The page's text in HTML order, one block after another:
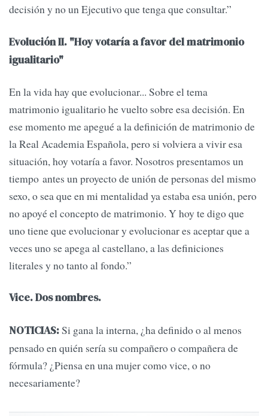
decisión y no un Ejecutivo que tenga que consultar.”
Evolución II. "Hoy votaría a favor del matrimonio
igualitario"
En la vida hay que evolucionar... Sobre el tema
matrimonio igualitario he vuelto sobre esa decisión. En
ese momento me apegué a la definición de matrimonio de
la Real Academia Española, pero si volviera a vivir esa
situación, hoy votaría a favor. Nosotros presentamos un
tiempo antes un proyecto de unión de personas del mismo
sexo, o sea que en mi mentalidad ya estaba esa unión, pero
no apoyé el concepto de matrimonio. Y hoy te digo que
uno tiene que evolucionar y evolucionar es aceptar que a
veces uno se apega al castellano, a las definiciones
literales y no tanto al fondo.”
Vice. Dos nombres.
NOTICIAS:Si gana la interna, ¿ha definido o al menos
pensado en quién sería su compañero o compañera de
fórmula? ¿Piensa en una mujer como vice, o no
necesariamente?